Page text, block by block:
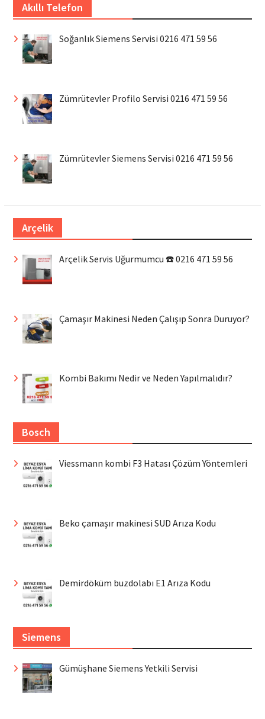
Akıllı Telefon
Soğanlık Siemens Servisi 0216 471 59 56
Zümrütevler Profilo Servisi 0216 471 59 56
Zümrütevler Siemens Servisi 0216 471 59 56
Arçelik
Arçelik Servis Uğurmumcu ☎️ 0216 471 59 56
Çamaşır Makinesi Neden Çalışıp Sonra Duruyor?
Kombi Bakımı Nedir ve Neden Yapılmalıdır?
Bosch
Viessmann kombi F3 Hatası Çözüm Yöntemleri
Beko çamaşır makinesi SUD Arıza Kodu
Demirdöküm buzdolabı E1 Arıza Kodu
Siemens
Gümüşhane Siemens Yetkili Servisi